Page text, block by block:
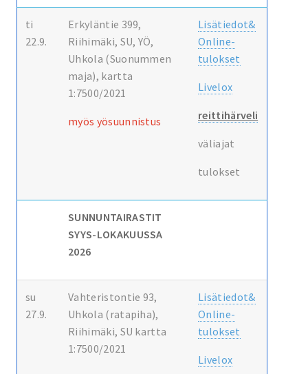
ti
22.9.
Erkyläntie 399,
Riihimäki, SU, YÖ,
Uhkola (Suonummen
maja), kartta
1:7500/2021
myös yösuunnistus
Lisätiedot&
Online-
tulokset
Livelox
reittihärveli
väliajat
tulokset
SUNNUNTAIRASTIT
SYYS-LOKAKUUSSA
2026
su
27.9.
Vahteristontie 93,
Uhkola (ratapiha),
Riihimäki, SU kartta
1:7500/2021
Lisätiedot&
Online-
tulokset
Livelox